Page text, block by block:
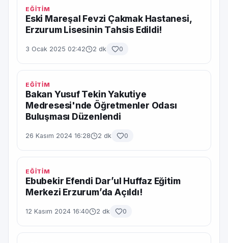
EĞİTİM
Eski Mareşal Fevzi Çakmak Hastanesi,
Erzurum Lisesinin Tahsis Edildi!
3 Ocak 2025 02:42 2 dk 0
EĞİTİM
Bakan Yusuf Tekin Yakutiye
Medresesi'nde Öğretmenler Odası
Buluşması Düzenlendi
26 Kasım 2024 16:28 2 dk 0
EĞİTİM
Ebubekir Efendi Dar’ul Huffaz Eğitim
Merkezi Erzurum’da Açıldı!
12 Kasım 2024 16:40 2 dk 0